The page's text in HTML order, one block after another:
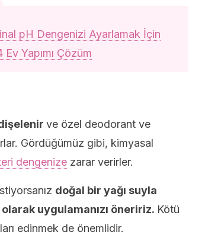
pH Dengenizi Ayarlamak İçin
Yapımı Çözüm
ve özel deodorant ve
Gördüğümüz gibi, kimyasal
dengenize zarar verirler.
doğal bir yağı suyla
olarak uygulamanızı öneririz. Kötü
edinmek de önemlidir.